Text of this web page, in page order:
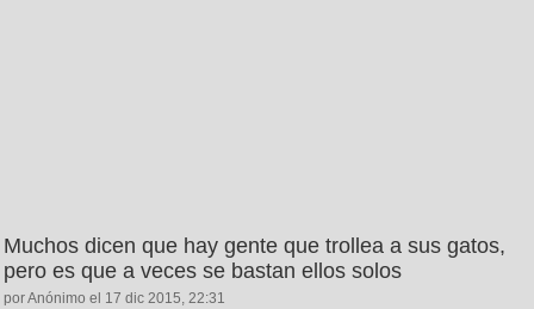
Muchos dicen que hay gente que trollea a sus gatos,
pero es que a veces se bastan ellos solos
por Anónimo el 17 dic 2015, 22:31